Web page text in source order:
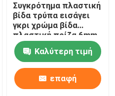
Συγκρότημα πλαστική
βίδα τρύπα εισάγει
γκρι χρώμα βίδα
πλαστική πρίζα 6mm
διάμετρος
Καλύτερη τιμή
επαφή